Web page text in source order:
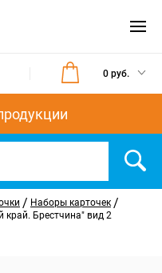
0 руб.
/ Наборы карточек /
край. Брестчина" вид 2